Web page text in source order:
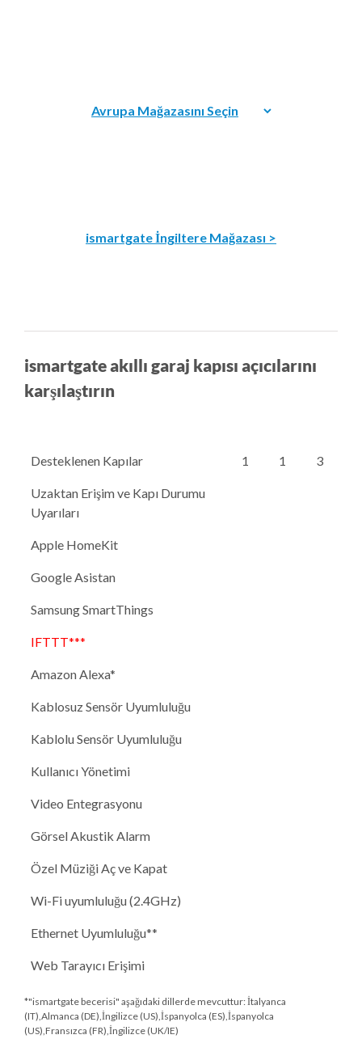
ismartgate İngiltere Mağazası >
ismartgate akıllı garaj kapısı açıcılarını
karşılaştırın
Desteklenen Kapılar 1 1 3
Uzaktan Erişim ve Kapı Durumu
Uyarıları
Apple HomeKit
Google Asistan
Samsung SmartThings
IFTTT***
Amazon Alexa*
Kablosuz Sensör Uyumluluğu
Kablolu Sensör Uyumluluğu
Kullanıcı Yönetimi
Video Entegrasyonu
Görsel Akustik Alarm
Özel Müziği Aç ve Kapat
Wi-Fi uyumluluğu (2.4GHz)
Ethernet Uyumluluğu**
Web Tarayıcı Erişimi
*"ismartgate becerisi" aşağıdaki dillerde mevcuttur: İtalyanca
(IT),Almanca (DE),İngilizce (US),İspanyolca (ES),İspanyolca
(US),Fransızca (FR),İngilizce (UK/IE)